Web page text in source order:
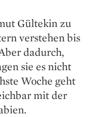
Gültekin zu
verstehen bis
dadurch,
sie es nicht
Woche geht
mit der